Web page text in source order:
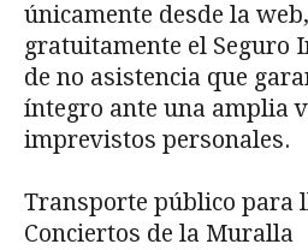
únicamente desde la
gratuitamente el Seguro
de no asistencia que
íntegro ante una amplia
imprevistos personales.
Transporte público para
Conciertos de la Muralla